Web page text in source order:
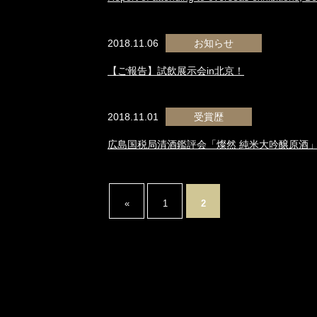
2018.11.06 お知らせ
【ご報告】試飲展示会in北京！
2018.11.01 受賞歴
広島国税局清酒鑑評会「燦然 純米大吟醸原酒
« 1 2